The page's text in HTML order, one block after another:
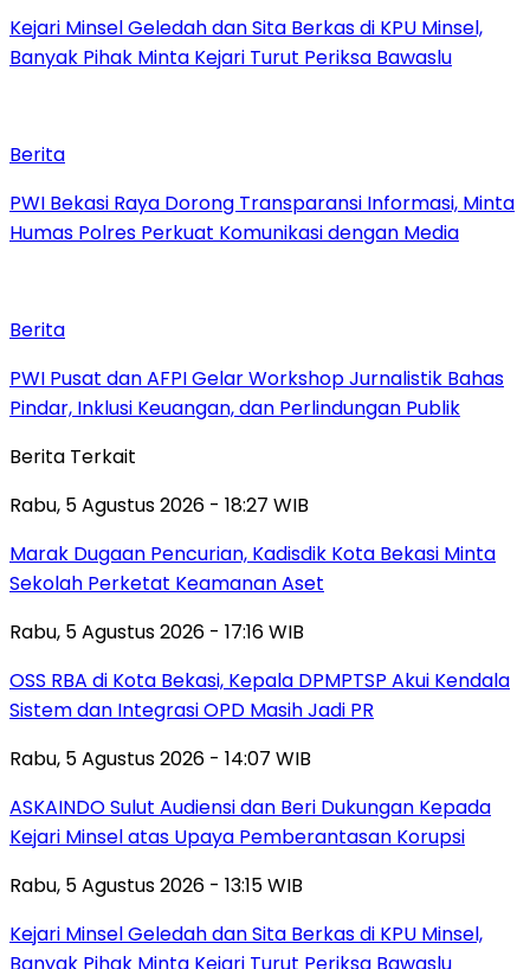
Kejari Minsel Geledah dan Sita Berkas di KPU Minsel,
Banyak Pihak Minta Kejari Turut Periksa Bawaslu
Berita
PWI Bekasi Raya Dorong Transparansi Informasi, Minta
Humas Polres Perkuat Komunikasi dengan Media
Berita
PWI Pusat dan AFPI Gelar Workshop Jurnalistik Bahas
Pindar, Inklusi Keuangan, dan Perlindungan Publik
Berita Terkait
Rabu, 5 Agustus 2026 - 18:27 WIB
‎Marak Dugaan Pencurian, Kadisdik Kota Bekasi Minta
Sekolah Perketat Keamanan Aset
Rabu, 5 Agustus 2026 - 17:16 WIB
‎OSS RBA di Kota Bekasi, Kepala DPMPTSP Akui Kendala
Sistem dan Integrasi OPD Masih Jadi PR
Rabu, 5 Agustus 2026 - 14:07 WIB
ASKAINDO Sulut Audiensi dan Beri Dukungan Kepada
Kejari Minsel atas Upaya Pemberantasan Korupsi
Rabu, 5 Agustus 2026 - 13:15 WIB
Kejari Minsel Geledah dan Sita Berkas di KPU Minsel,
Banyak Pihak Minta Kejari Turut Periksa Bawaslu